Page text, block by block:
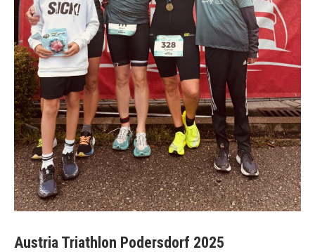
Austria Triathlon Podersdorf 2025